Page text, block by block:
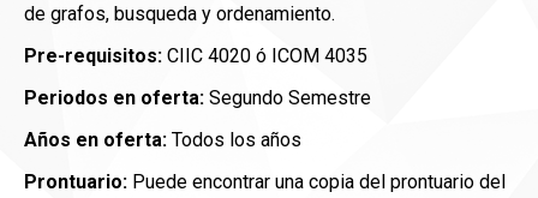
de grafos, busqueda y ordenamiento.
Pre-requisitos: CIIC 4020 ó ICOM 4035
Periodos en oferta: Segundo Semestre
Años en oferta: Todos los años
Prontuario: Puede encontrar una copia del prontuario del